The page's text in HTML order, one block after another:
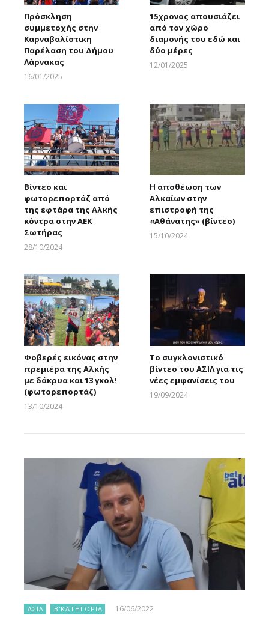
Πρόσκληση
συμμετοχής στην
Καρναβαλίστικη
Παρέλαση του Δήμου
Λάρνακας
16/01/2025
15χρονος απουσιάζει
από τον χώρο
διαμονής του εδώ και
δύο μέρες
12/01/2025
Βίντεο και
φωτορεπορτάζ από
της εφτάρα της Αλκής
κόντρα στην ΑΕΚ
Σωτήρας
28/10/2024
Η αποθέωση των
Αλκαίων στην
επιστροφή της
«Αθάνατης» (βίντεο)
15/10/2024
Φοβερές εικόνας στην
πρεμιέρα της Αλκής
με δάκρυα και 13 γκολ!
(φωτορεπορτάζ)
13/10/2024
Το συγκλονιστικό
βίντεο του ΑΣΙΛ για τις
νέες εμφανίσεις του
19/09/2024
ΑΣΙΛ Β'ΚΑΤΗΓΟΡΙΑ 16/06/2022